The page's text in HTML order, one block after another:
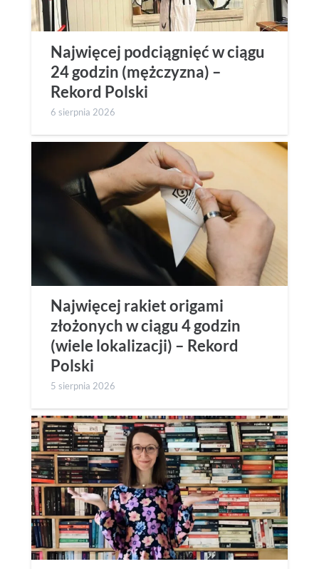
Najwięcej podciągnięć w ciągu
24 godzin (mężczyzna) –
Rekord Polski
6 sierpnia 2026
Najwięcej rakiet origami
złożonych w ciągu 4 godzin
(wiele lokalizacji) – Rekord
Polski
5 sierpnia 2026